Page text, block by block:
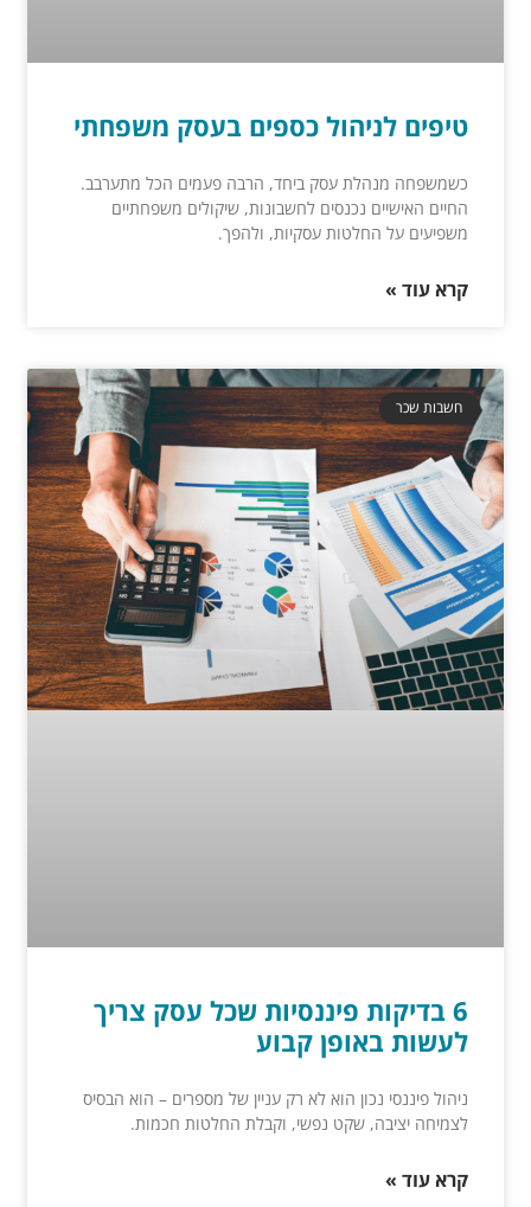
טיפים לניהול כספים בעסק משפחתי
כשמשפחה מנהלת עסק ביחד, הרבה פעמים הכל מתערבב.
החיים האישיים נכנסים לחשבונות, שיקולים משפחתיים
משפיעים על החלטות עסקיות, ולהפך.
קרא עוד »
חשבות שכר
6 בדיקות פיננסיות שכל עסק צריך
לעשות באופן קבוע
ניהול פיננסי נכון הוא לא רק עניין של מספרים – הוא הבסיס
לצמיחה יציבה, שקט נפשי, וקבלת החלטות חכמות.
קרא עוד »